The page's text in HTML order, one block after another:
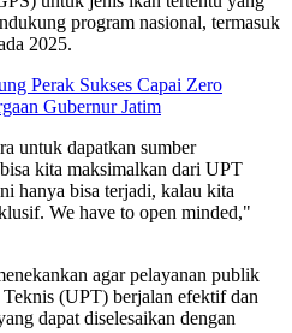
program nasional, termasuk
2025.
Perak Sukses Capai Zero
Gubernur Jatim
untuk dapatkan sumber
kita maksimalkan dari UPT
hanya bisa terjadi, kalau kita
We have to open minded,"
agar pelayanan publik
(UPT) berjalan efektif dan
dapat diselesaikan dengan